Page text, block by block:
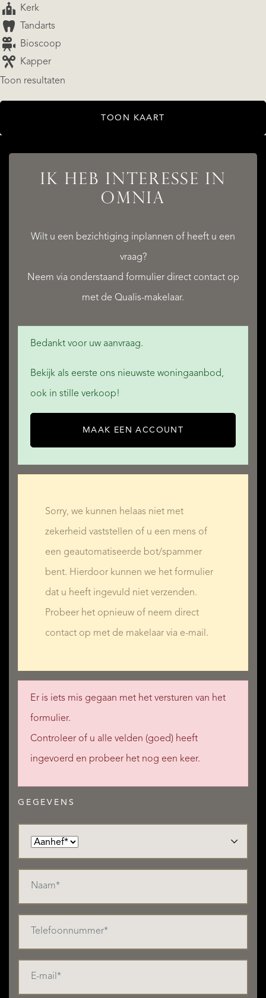
Kerk
Tandarts
Bioscoop
Kapper
Toon resultaten
TOON KAART
IK HEB INTERESSE IN
OMNIA
Wilt u een bezichtiging inplannen of heeft u een
vraag?
Neem via onderstaand formulier direct contact op
met de Qualis-makelaar.
Bedankt voor uw aanvraag.
Bekijk als eerste ons nieuwste woningaanbod,
ook in stille verkoop!
MAAK EEN ACCOUNT
Sorry, we kunnen helaas niet met
zekerheid vaststellen of u een mens of
een geautomatiseerde bot/spammer
bent. Hierdoor kunnen we het formulier
dat u heeft ingevuld niet verzenden.
Probeer het opnieuw of neem direct
contact op met de makelaar via e-mail.
Er is iets mis gegaan met het versturen van het
formulier.
Controleer of u alle velden (goed) heeft
ingevoerd en probeer het nog een keer.
GEGEVENS
DIENSTEN
QUALIS INTERNATIONAL REALTY